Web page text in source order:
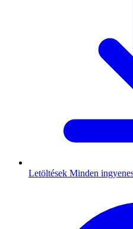
Letöltések Minden